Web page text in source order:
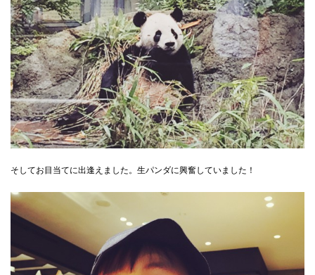
そしてお目当てに出逢えました。生パンダに興奮していました！